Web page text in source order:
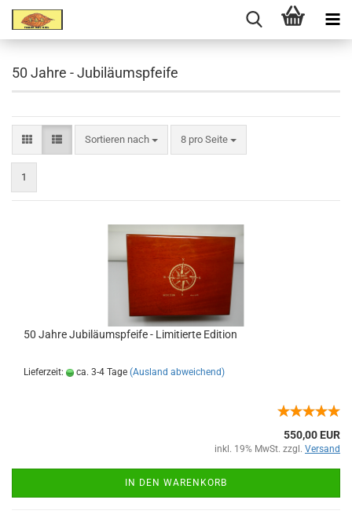
50 Jahre - Jubiläumspfeife
Sortieren nach 8 pro Seite
1
50 Jahre Jubiläumspfeife - Limitierte Edition
Lieferzeit: ca. 3-4 Tage (Ausland abweichend)
550,00 EUR
inkl. 19% MwSt. zzgl. Versand
IN DEN WARENKORB